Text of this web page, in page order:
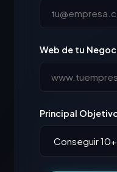
Web de tu
Principal